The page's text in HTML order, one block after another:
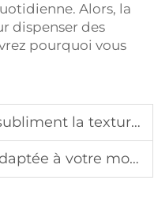
Alors, la
dispenser des
pourquoi vous
et montrent un goût fashion
de vie individuel